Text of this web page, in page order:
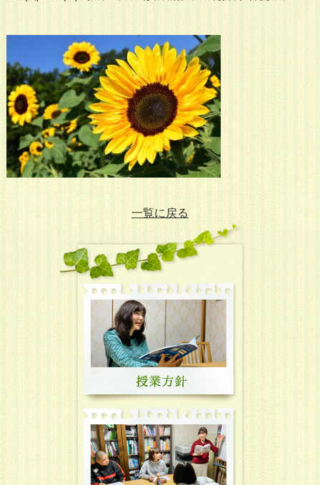
一覧に戻る